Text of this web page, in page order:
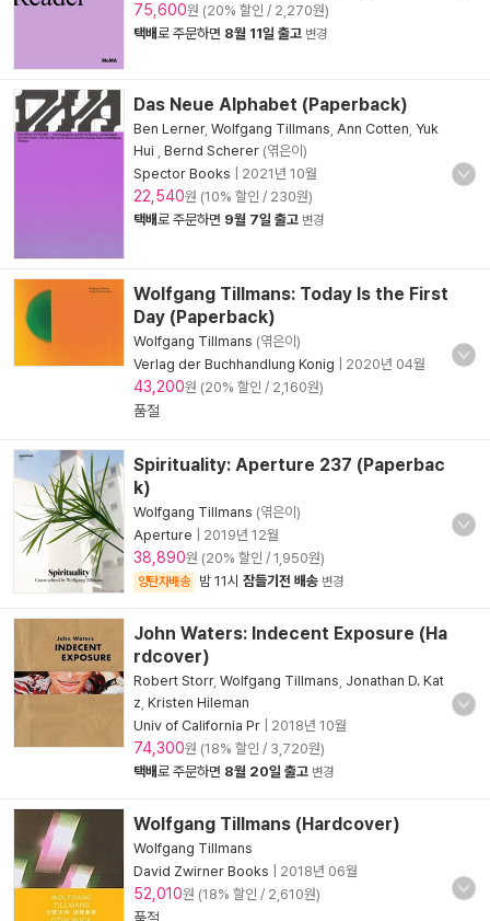
75,600원 (20% 할인 / 2,270원)
택배로 주문하면 8월 11일 출고 변경
Das Neue Alphabet (Paperback)
Ben Lerner, Wolfgang Tillmans Ann Cotten Yuk
Hui
Bernd Scherer (엮은이)
Spector Books
2021년 10월
22,540원 (10% 할인 / 230원)
택배로 주문하면 9월 7일 출고 변경
Wolfgang Tillmans: Today Is the First
Day (Paperback)
Wolfgang Tillmans (엮은이)
Verlag der Buchhandlung Konig
2020년 04월
43,200원 (20% 할인 / 2,160원)
품절
Spirituality: Aperture 237 (Paperbac
k)
Wolfgang Tillmans (엮은이)
Aperture
2019년 12월
38,890원 (20% 할인 / 1,950원)
양탄자배송 밤 11시 잠들기전 배송 변경
John Waters: Indecent Exposure (Ha
rdcover)
Robert Storr, Wolfgang Tillmans Jonathan D. Kat
z Kristen Hileman
Univ of California Pr
2018년 10월
74,300원 (18% 할인 / 3,720원)
택배로 주문하면 8월 20일 출고 변경
Wolfgang Tillmans (Hardcover)
Wolfgang Tillmans
David Zwirner Books
2018년 06월
52,010원 (18% 할인 / 2,610원)